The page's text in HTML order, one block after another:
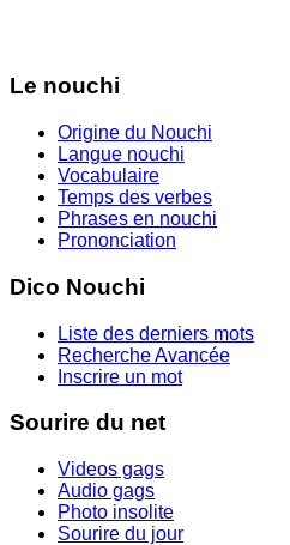
Le nouchi
Origine du Nouchi
Langue nouchi
Vocabulaire
Temps des verbes
Phrases en nouchi
Prononciation
Dico Nouchi
Liste des derniers mots
Recherche Avancée
Inscrire un mot
Sourire du net
Videos gags
Audio gags
Photo insolite
Sourire du jour